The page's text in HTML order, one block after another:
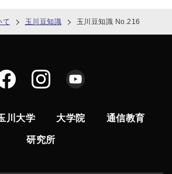
て 玉川豆知識 玉川豆知識 No.216
川大学 大学院 通信教育
研究所